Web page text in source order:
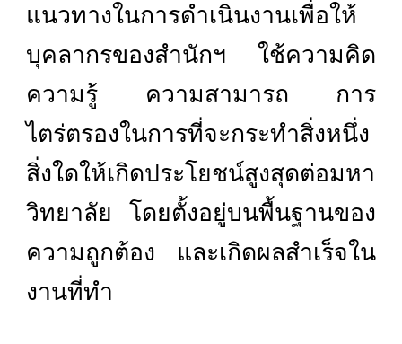
แนวทางในการดำเนินงานเพื่อให้
บุคลากรของสำนักฯ ใช้ความคิด
ความรู้ ความสามารถ การ
ไตร่ตรองในการที่จะกระทำสิ่งหนึ่ง
สิ่งใดให้เกิดประโยชน์สูงสุดต่อมหา
วิทยาลัย โดยตั้งอยู่บนพื้นฐานของ
ความถูกต้อง และเกิดผลสำเร็จใน
งานที่ทำ